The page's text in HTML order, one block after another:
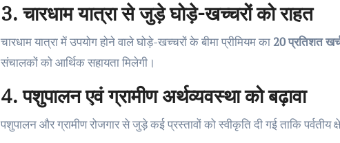
3. चारधाम यात्रा से जुड़े घोड़े-खच्चरों को राहत
चारधाम यात्रा में उपयोग होने वाले घोड़े-खच्चरों के बीमा प्रीमियम का20 प्रतिशत
संचालकों को आर्थिक सहायता मिलेगी।
4. पशुपालन एवं ग्रामीण अर्थव्यवस्था को बढ़ावा
पशुपालन और ग्रामीण रोजगार से जुड़े कई प्रस्तावों को स्वीकृति दी गई ताकि